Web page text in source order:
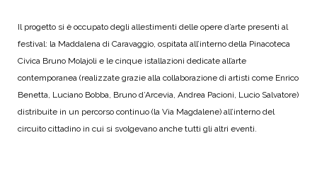
Il progetto si è occupato degli allestimenti delle opere d’arte presenti al
festival: la Maddalena di Caravaggio, ospitata all’interno della Pinacoteca
Civica Bruno Molajoli e le cinque istallazioni dedicate all’arte
contemporanea (realizzate grazie alla collaborazione di artisti come Enrico
Benetta, Luciano Bobba, Bruno d’Arcevia, Andrea Pacioni, Lucio Salvatore)
distribuite in un percorso continuo (la Via Magdalene) all’interno del
circuito cittadino in cui si svolgevano anche tutti gli altri eventi.